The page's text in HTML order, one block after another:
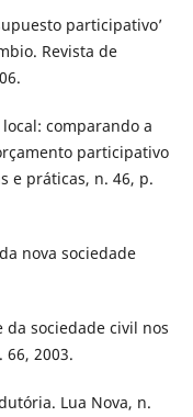
participativo’
Revista de
comparando a
participativo
e práticas, n. 46, p.
nova sociedade
da sociedade civil nos
66, 2003.
Lua Nova, n.